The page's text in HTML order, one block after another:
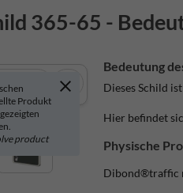
365-65 -
Produkt
product
Bedeutung
Dieses Schild
Hier befindet
Physische
Dibond®traffic